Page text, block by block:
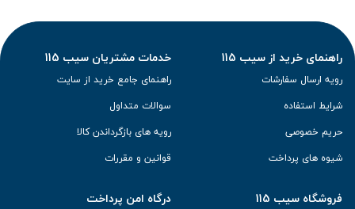
راهنمای خرید از سیب 115
رویه ارسال سفارشات
شرایط استفاده
حریم خصوصی
شیوه های پرداخت
خدمات مشتریان سیب 115
راهنمای جامع خرید از سایت
سوالات متداول
رویه های بازگرداندن کالا
قوانین و مقررات
فروشگاه سیب 115 درگاه امن پرداخت